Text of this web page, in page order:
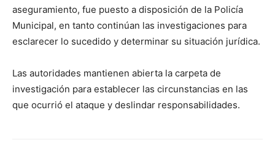
aseguramiento, fue puesto a disposición de la Policía
Municipal, en tanto continúan las investigaciones para
esclarecer lo sucedido y determinar su situación jurídica.
Las autoridades mantienen abierta la carpeta de
investigación para establecer las circunstancias en las
que ocurrió el ataque y deslindar responsabilidades.